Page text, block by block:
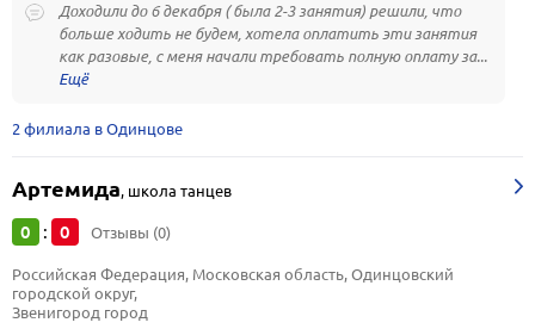
Доходили до 6 декабря ( была 2-3 занятия) решили, что
больше ходить не будем, хотела оплатить эти занятия
как разовые, с меня начали требовать полную оплату за...
2 филиала в Одинцове
Артемида, школа танцев
0 : 0 Отзывы (0)
Российская Федерация, Московская область, Одинцовский
городской округ,
Звенигород город